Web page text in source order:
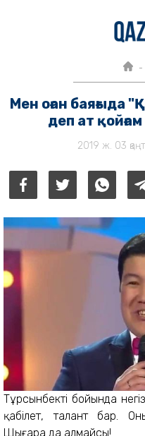
Мен оған
деп ат
2019 ж. 03
Тұрсынбектің бойында
қабілет, талант бар.
Шығара да алмайсың!